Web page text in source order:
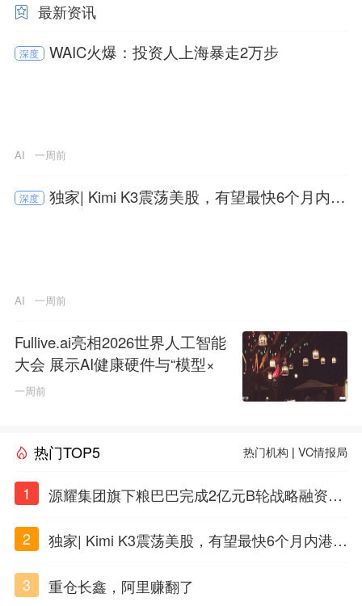
最新资讯
深度 WAIC火爆：投资人上海暴走2万步
AI 一周前
深度
独家| Kimi K3震荡美股，有望最快6个月内港
AI 一周前
Fullive.ai亮相2026世界人工智能
大会 展示AI健康硬件与“模型×
本体”创新技术路径
一周前
热门TOP5 热门机构 |VC情报局
1
源耀集团旗下粮巴巴完成2亿元B轮战略融资，
2
独家| Kimi K3震荡美股，有望最快6个月内港股
3
重仓长鑫，阿里赚翻了